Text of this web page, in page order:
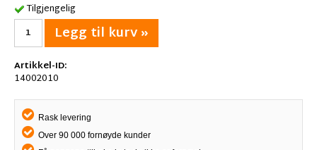
Tilgjengelig
Legg til kurv »
Artikkel-ID:
14002010
Rask levering
Over 90 000 fornøyde kunder